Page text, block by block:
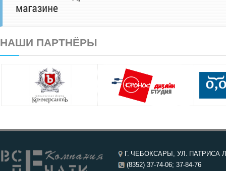
НАШИ ПАРТНЁРЫ
Г. ЧЕБОКСАРЫ, УЛ. ПАТРИСА
(8352) 37-74-06; 37-84-76